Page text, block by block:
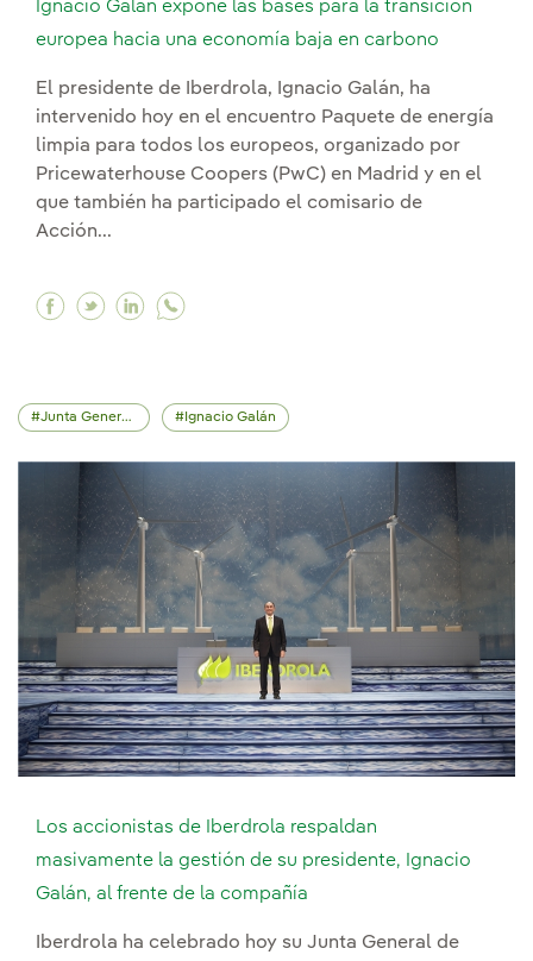
Ignacio Galán expone las bases para la transición
europea hacia una economía baja en carbono
El presidente de Iberdrola, Ignacio Galán, ha
intervenido hoy en el encuentro Paquete de energía
limpia para todos los europeos, organizado por
Pricewaterhouse Coopers (PwC) en Madrid y en el
que también ha participado el comisario de
Acción...
Facebook Ignacio Galán expone las bases
Twitter Ignacio Galán expone las bases
Linkedin Ignacio Galán expone las
Junta General de Accionistas Ignacio Galán
Los accionistas de Iberdrola respaldan
masivamente la gestión de su presidente, Ignacio
Galán, al frente de la compañía
Iberdrola ha celebrado hoy su Junta General de